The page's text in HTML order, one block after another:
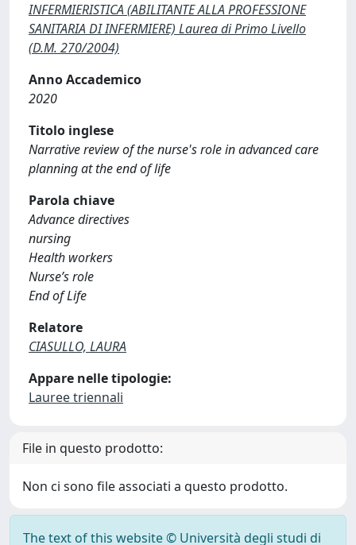
INFERMIERISTICA (ABILITANTE ALLA PROFESSIONE
SANITARIA DI INFERMIERE) Laurea di Primo Livello
(D.M. 270/2004)
Anno Accademico
2020
Titolo inglese
Narrative review of the nurse's role in advanced care
planning at the end of life
Parola chiave
Advance directives
nursing
Health workers
Nurse’s role
End of Life
Relatore
CIASULLO, LAURA
Appare nelle tipologie:
Lauree triennali
File in questo prodotto:
Non ci sono file associati a questo prodotto.
The text of this website © Università degli studi di